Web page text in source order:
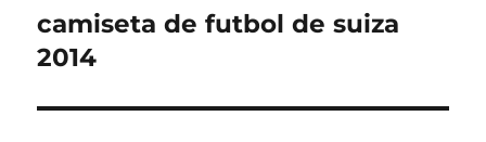
Entrada
siguiente:
camiseta de futbol de suiza
2014